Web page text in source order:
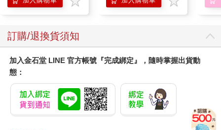
訂購/退換貨須知
加入金石堂 LINE 官方帳號『完成綁定』，隨時掌握出貨動
態：